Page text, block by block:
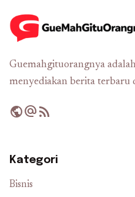
Guemahgituorangnya
menyediakan berita terbaru
publicalternate_emailrss_feed
Kategori
Bisnis